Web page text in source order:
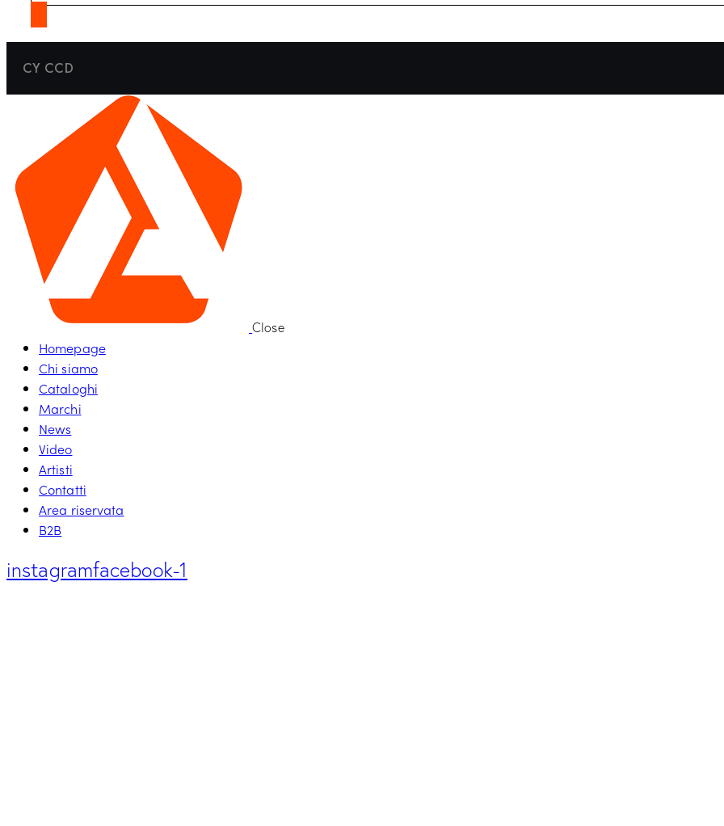
CY CCD
Close
Homepage
Chi siamo
Cataloghi
Marchi
News
Video
Artisti
Contatti
Area riservata
B2B
instagramfacebook-1